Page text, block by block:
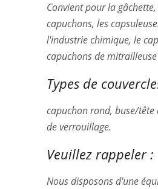
Convient pour la
capuchons, les
l'industrie chimique, le
capuchons de
Types de
capuchon rond, buse/
de verrouillage.
Veuillez rappeler :
Nous disposons d'une